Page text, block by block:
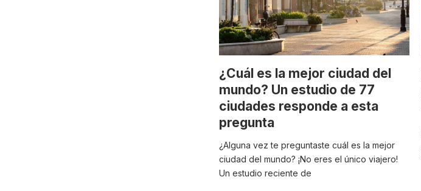
¿Cuál es la mejor ciudad del
mundo? Un estudio de 77
ciudades responde a esta
pregunta
¿Alguna vez te preguntaste cuál es la mejor
ciudad del mundo? ¡No eres el único viajero!
Un estudio reciente de